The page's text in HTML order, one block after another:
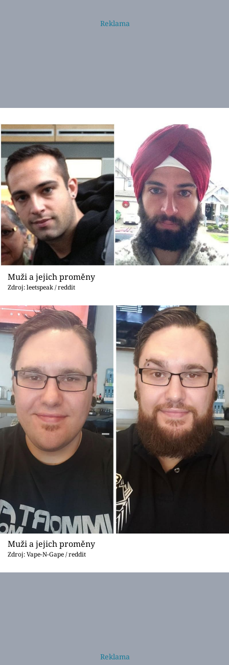
Muži a jejich proměny
Zdroj: leetspeak / reddit
Muži a jejich proměny
Zdroj: Vape-N-Gape / reddit